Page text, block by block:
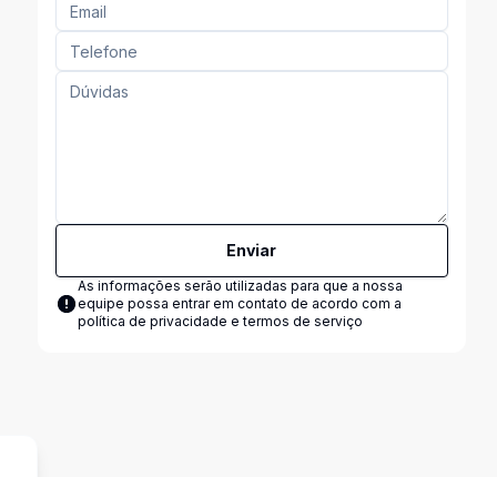
Enviar
As informações serão utilizadas para que a nossa
equipe possa entrar em contato de acordo com a
política de privacidade e termos de serviço